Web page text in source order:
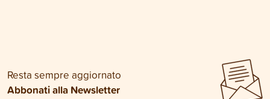
Resta sempre aggiornato
Abbonati alla Newsletter